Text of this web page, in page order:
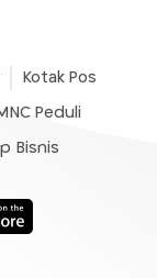
Kotak Pos
Peduli
Bisnis